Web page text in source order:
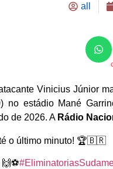
all
Vinicius Júnior
no estádio Mané
de 2026. A Rádio
o último minuto! 🏆🇧🇷